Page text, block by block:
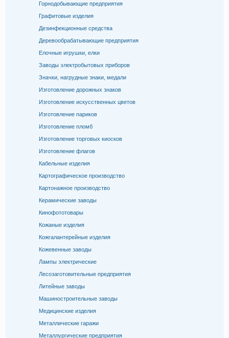
Горнодобывающие предприятия
Графитовые изделия
Дезинфекционные средства
Деревообрабатывающие предприятия
Елочные игрушки, елки
Заводы электробытовых приборов
Значки, нагрудные знаки, медали
Изготовление дорожных знаков
Изготовление искусственных цветов
Изготовление париков
Изготовление пломб
Изготовление торговых киосков
Изготовление флагов
Кабельные изделия
Картографическое производство
Картонажное производство
Керамические заводы
Кинофототовары
Кожаные изделия
Кожгалантерейные изделия
Кожевенные заводы
Лампы электрические
Лесозаготовительные предприятия
Литейные заводы
Машиностроительные заводы
Медицинские изделия
Металлические гаражи
Металлургические предприятия